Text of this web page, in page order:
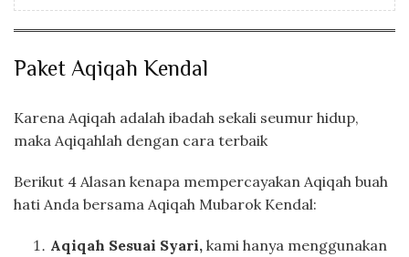
Paket Aqiqah Kendal
Karena Aqiqah adalah ibadah sekali seumur hidup,
maka Aqiqahlah dengan cara terbaik
Berikut 4 Alasan kenapa mempercayakan Aqiqah buah
hati Anda bersama Aqiqah Mubarok Kendal:
Aqiqah Sesuai Syari, kami hanya menggunakan